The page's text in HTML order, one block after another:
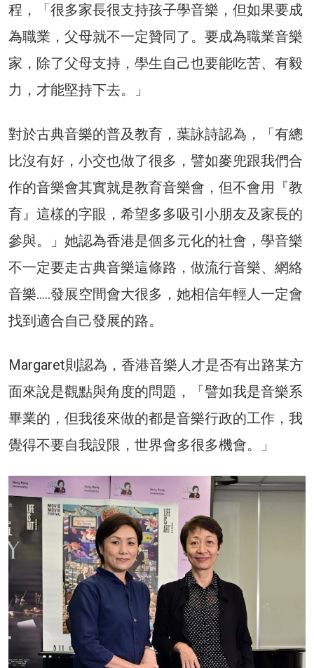
程，「很多家長很支持孩子學音樂，但如果要成
為職業，父母就不一定贊同了。要成為職業音樂
家，除了父母支持，學生自己也要能吃苦、有毅
力，才能堅持下去。」
對於古典音樂的普及教育，葉詠詩認為，「有總
比沒有好，小交也做了很多，譬如麥兜跟我們合
作的音樂會其實就是教育音樂會，但不會用『教
育』這樣的字眼，希望多多吸引小朋友及家長的
參與。」她認為香港是個多元化的社會，學音樂
不一定要走古典音樂這條路，做流行音樂、網絡
音樂…..發展空間會大很多，她相信年輕人一定會
找到適合自己發展的路。
Margaret則認為，香港音樂人才是否有出路某方
面來說是觀點與角度的問題，「譬如我是音樂系
畢業的，但我後來做的都是音樂行政的工作，我
覺得不要自我設限，世界會多很多機會。」